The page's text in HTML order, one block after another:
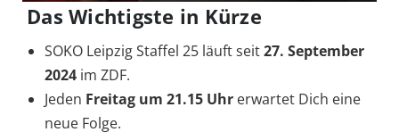
Das Wichtigste in Kürze
SOKO Leipzig Staffel 25 läuft seit27. September
2024 im ZDF.
Jeden Freitag um 21.15 Uhr erwartet Dich eine
neue Folge.